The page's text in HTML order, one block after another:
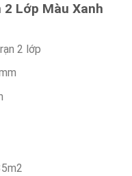
2 Lớp Màu Xanh
2 lớp